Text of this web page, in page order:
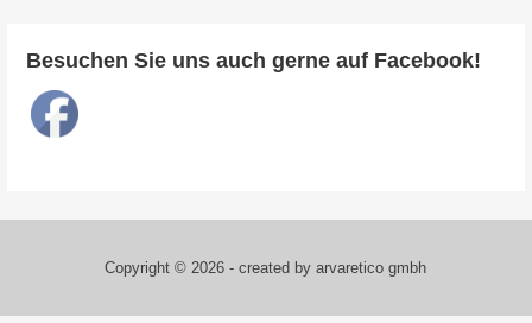
Besuchen Sie uns auch gerne auf Facebook!
Copyright © 2026 - created by arvaretico gmbh